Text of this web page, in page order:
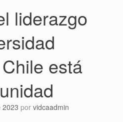
liderazgo
está
2023 por vidcaadmin